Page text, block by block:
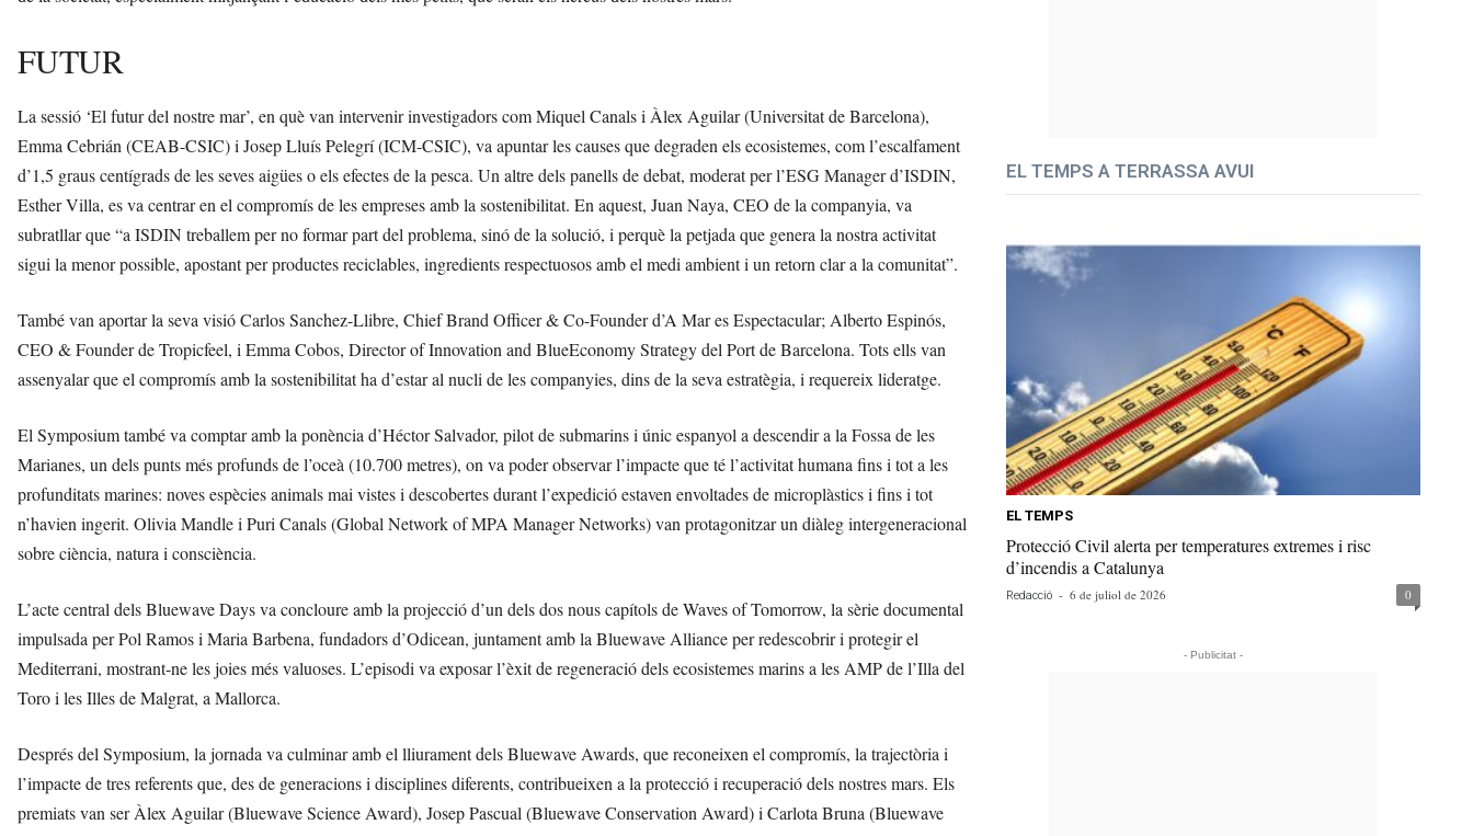
FUTUR
La sessió ‘El futur del nostre mar’, en què van intervenir investigadors com Miquel Canals i Àlex Aguilar (Universitat de Barcelona),
Emma Cebrián (CEAB-CSIC) i Josep Lluís Pelegrí (ICM-CSIC), va apuntar les causes que degraden els ecosistemes, com l’escalfament
d’1,5 graus centígrads de les seves aigües o els efectes de la pesca. Un altre dels panells de debat, moderat per l’ESG Manager d’ISDIN,
Esther Villa, es va centrar en el compromís de les empreses amb la sostenibilitat. En aquest, Juan Naya, CEO de la companyia, va
subratllar que “a ISDIN treballem per no formar part del problema, sinó de la solució, i perquè la petjada que genera la nostra activitat
sigui la menor possible, apostant per productes reciclables, ingredients respectuosos amb el medi ambient i un retorn clar a la comunitat”.
També van aportar la seva visió Carlos Sanchez-Llibre, Chief Brand Officer & Co-Founder d’A Mar es Espectacular; Alberto Espinós,
CEO & Founder de Tropicfeel, i Emma Cobos, Director of Innovation and BlueEconomy Strategy del Port de Barcelona. Tots ells van
assenyalar que el compromís amb la sostenibilitat ha d’estar al nucli de les companyies, dins de la seva estratègia, i requereix lideratge.
El Symposium també va comptar amb la ponència d’Héctor Salvador, pilot de submarins i únic espanyol a descendir a la Fossa de les
Marianes, un dels punts més profunds de l’oceà (10.700 metres), on va poder observar l’impacte que té l’activitat humana fins i tot a les
profunditats marines: noves espècies animals mai vistes i descobertes durant l’expedició estaven envoltades de microplàstics i fins i tot
n’havien ingerit. Olivia Mandle i Puri Canals (Global Network of MPA Manager Networks) van protagonitzar un diàleg intergeneracional
sobre ciència, natura i consciència.
L’acte central dels Bluewave Days va concloure amb la projecció d’un dels dos nous capítols de Waves of Tomorrow, la sèrie documental
impulsada per Pol Ramos i Maria Barbena, fundadors d’Odicean, juntament amb la Bluewave Alliance per redescobrir i protegir el
Mediterrani, mostrant-ne les joies més valuoses. L’episodi va exposar l’èxit de regeneració dels ecosistemes marins a les AMP de l’Illa del
Toro i les Illes de Malgrat, a Mallorca.
Després del Symposium, la jornada va culminar amb el lliurament dels Bluewave Awards, que reconeixen el compromís, la trajectòria i
l’impacte de tres referents que, des de generacions i disciplines diferents, contribueixen a la protecció i recuperació dels nostres mars. Els
premiats van ser Àlex Aguilar (Bluewave Science Award), Josep Pascual (Bluewave Conservation Award) i Carlota Bruna (Bluewave
EL TEMPS A TERRASSA AVUI
EL TEMPS
Protecció Civil alerta per temperatures extremes i risc
d’incendis a Catalunya
Redacció - 6 de juliol de 2026 0
- Publicitat -